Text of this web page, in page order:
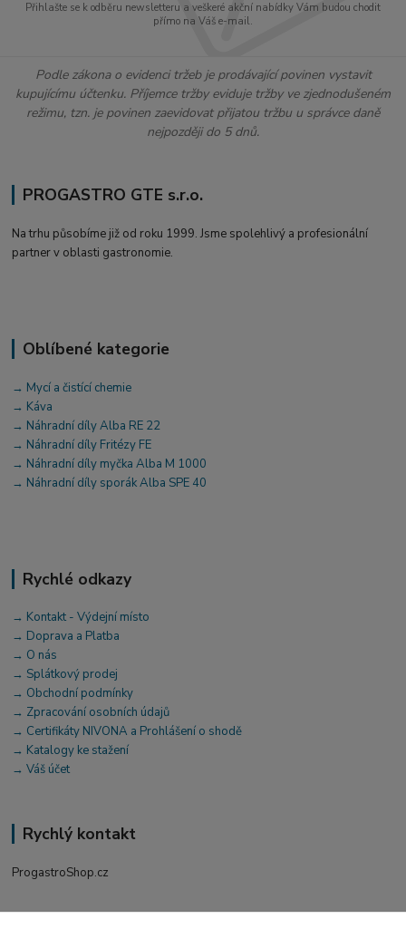
Přihlašte se k odběru newsletteru a veškeré akční nabídky Vám budou chodit
přímo na Váš e-mail.
Podle zákona o evidenci tržeb je prodávající povinen vystavit
kupujícímu účtenku. Příjemce tržby eviduje tržby ve zjednodušeném
režimu, tzn. je povinen zaevidovat přijatou tržbu u správce daně
nejpozději do 5 dnů.
PROGASTRO GTE s.r.o.
Na trhu působíme již od roku 1999. Jsme spolehlivý a profesionální
partner v oblasti gastronomie.
Oblíbené kategorie
→ Mycí a čistící chemie
→ Káva
→ Náhradní díly Alba RE 22
→ Náhradní díly Fritézy FE
→ Náhradní díly myčka Alba M 1000
→ Náhradní díly sporák Alba SPE 40
Rychlé odkazy
→ Kontakt - Výdejní místo
→ Doprava a Platba
→ O nás
→ Splátkový prodej
→ Obchodní podmínky
→ Zpracování osobních údajů
→ Certifikáty NIVONA a Prohlášení o shodě
→ Katalogy ke stažení
→ Váš účet
Rychlý kontakt
ProgastroShop.cz
+420 519 411 299